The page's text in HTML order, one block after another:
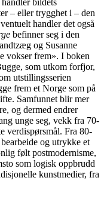
– eller trygghet i – den
handler det også
befinner seg i den
og Susanne
vokser frem». I boken
som utkom forfjor,
utstillingsserien
frem et Norge som på
Samfunnet blir mer
og dermed endrer
unge seg, vekk fra 70-
verdispørsmål. Fra 80-
og utrykke et
følt postmodernisme,
som logisk oppbrudd
kunstmedier, fra